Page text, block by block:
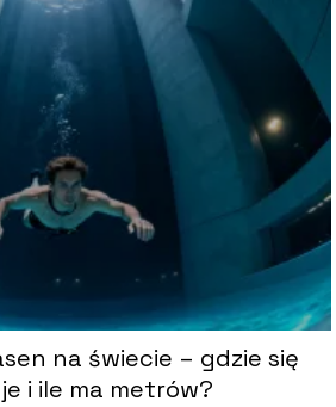
na świecie – gdzie się
i ile ma metrów?